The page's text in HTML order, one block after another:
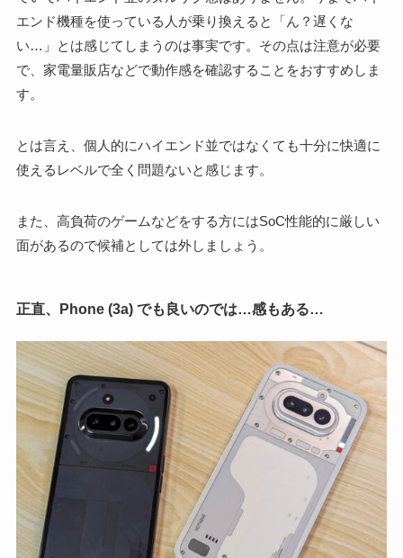
エンド機種を使っている人が乗り換えると「ん？遅くな
い…」とは感じてしまうのは事実です。その点は注意が必要
で、家電量販店などで動作感を確認することをおすすめしま
す。
とは言え、個人的にハイエンド並ではなくても十分に快適に
使えるレベルで全く問題ないと感じます。
また、高負荷のゲームなどをする方にはSoC性能的に厳しい
面があるので候補としては外しましょう。
正直、Phone (3a) でも良いのでは…感もある…